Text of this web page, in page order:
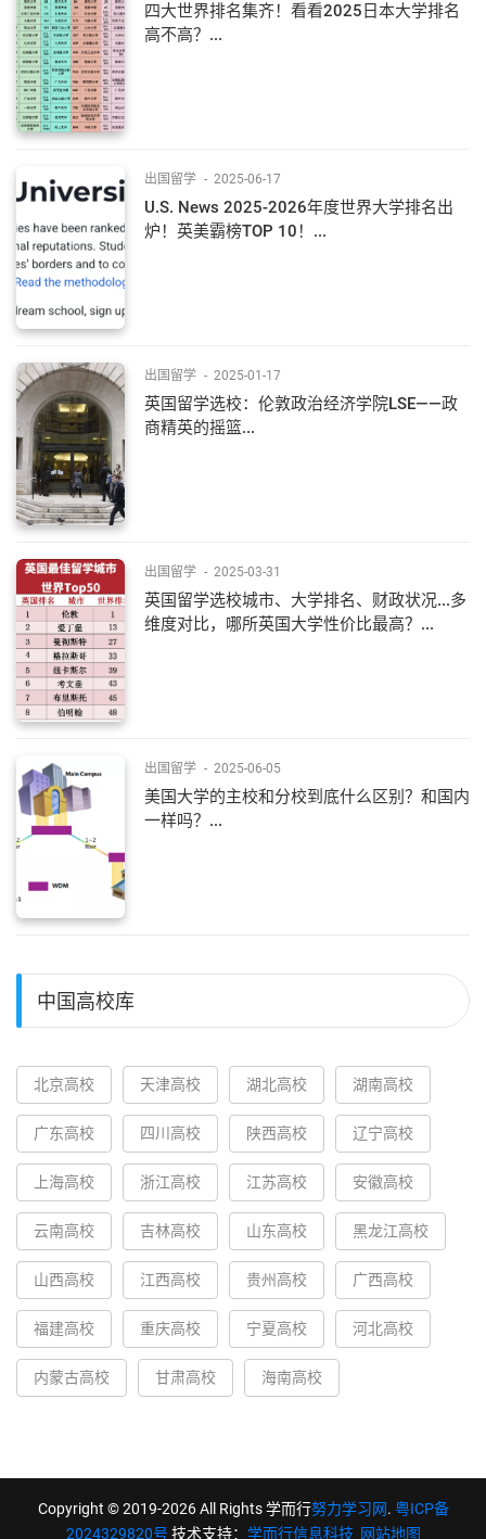
四大世界排名集齐！看看2025日本大学排名
高不高？...
出国留学 - 2025-06-17
U.S. News 2025-2026年度世界大学排名出
炉！英美霸榜TOP 10！...
出国留学 - 2025-01-17
英国留学选校：伦敦政治经济学院LSE——政
商精英的摇篮...
出国留学 - 2025-03-31
英国留学选校城市、大学排名、财政状况...多
维度对比，哪所英国大学性价比最高？...
出国留学 - 2025-06-05
美国大学的主校和分校到底什么区别？和国内
一样吗？...
中国高校库
北京高校 天津高校 湖北高校 湖南高校
广东高校 四川高校 陕西高校 辽宁高校
上海高校 浙江高校 江苏高校 安徽高校
云南高校 吉林高校 山东高校 黑龙江高校
山西高校 江西高校 贵州高校 广西高校
福建高校 重庆高校 宁夏高校 河北高校
内蒙古高校 甘肃高校 海南高校
Copyright © 2019-2026 All Rights 学而行努力学习网. 粤ICP备
2024329820号 技术支持： 学而行信息科技 网站地图